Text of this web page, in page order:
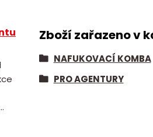
Zboží zařazeno v
NAFUKOVACÍ KOMBA
PRO AGENTURY